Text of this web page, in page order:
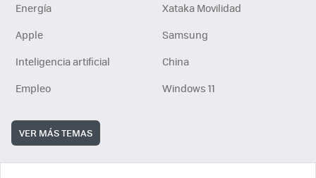
Energía
Xataka Movilidad
Apple
Samsung
Inteligencia artificial
China
Empleo
Windows 11
VER MÁS TEMAS